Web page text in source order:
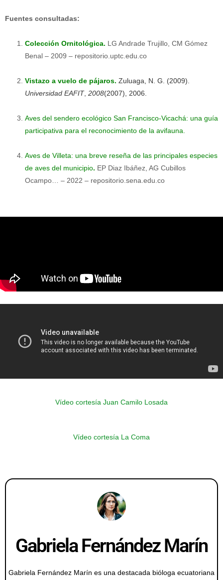
Fuentes consultadas:
Colección Ornitológica. LG Andrade Trujillo, CM Gómez
Benal – 2009 – repositorio.uptc.edu.co
Vistazo a vuelo de pájaros. Zuluaga, N. G. (2009).
Universidad EAFIT, 2008(2007), 2006.
Aves del sendero ecológico San Francisco-Vicachá: una guía
participativa para el reconocimiento de la avifauna.
Aves de Villeta: una breve reseña de las principales especies
de aves del municipio. EP Diaz Ibáñez, AG Cubillos
Ocampo… – 2022 – repositorio.sena.edu.co
Vídeo cortesía Juan Camilo Losada
Vídeo cortesía La Coma
Gabriela Fernández Marín
Gabriela Fernández Marín es una destacada bióloga ecuatoriana